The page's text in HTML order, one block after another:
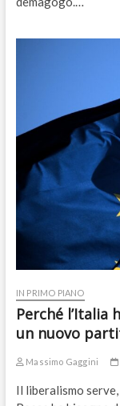
IN PRIMO PIANO
Perché l’Italia
un nuovo
Massimo Gaggini
Il liberalismo